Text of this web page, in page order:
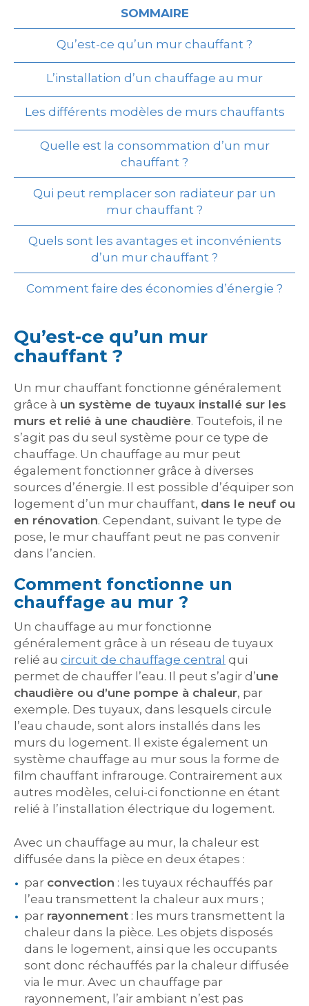
SOMMAIRE
Qu’est-ce qu’un mur chauffant ?
L’installation d’un chauffage au mur
Les différents modèles de murs chauffants
Quelle est la consommation d’un mur
chauffant ?
Qui peut remplacer son radiateur par un
mur chauffant ?
Quels sont les avantages et inconvénients
d’un mur chauffant ?
Comment faire des économies d’énergie ?
Qu’est-ce qu’un mur
chauffant ?
Un mur chauffant fonctionne généralement
grâce à un système de tuyaux installé sur les
murs et relié à une chaudière. Toutefois, il ne
s’agit pas du seul système pour ce type de
chauffage. Un chauffage au mur peut
également fonctionner grâce à diverses
sources d’énergie. Il est possible d’équiper son
logement d’un mur chauffant, dans le neuf ou
en rénovation. Cependant, suivant le type de
pose, le mur chauffant peut ne pas convenir
dans l’ancien.
Comment fonctionne un
chauffage au mur ?
Un chauffage au mur fonctionne
généralement grâce à un réseau de tuyaux
relié au circuit de chauffage central qui
permet de chauffer l’eau. Il peut s’agir d’une
chaudière ou d’une pompe à chaleur, par
exemple. Des tuyaux, dans lesquels circule
l’eau chaude, sont alors installés dans les
murs du logement. Il existe également un
système chauffage au mur sous la forme de
film chauffant infrarouge. Contrairement aux
autres modèles, celui-ci fonctionne en étant
relié à l’installation électrique du logement.
Avec un chauffage au mur, la chaleur est
diffusée dans la pièce en deux étapes :
par convection : les tuyaux réchauffés par
l’eau transmettent la chaleur aux murs ;
par rayonnement : les murs transmettent la
chaleur dans la pièce. Les objets disposés
dans le logement, ainsi que les occupants
sont donc réchauffés par la chaleur diffusée
via le mur. Avec un chauffage par
rayonnement, l’air ambiant n’est pas